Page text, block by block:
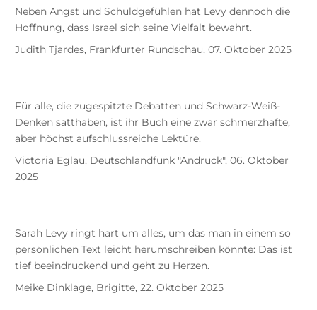
Neben Angst und Schuldgefühlen hat Levy dennoch die
Hoffnung, dass Israel sich seine Vielfalt bewahrt.
Judith Tjardes, Frankfurter Rundschau, 07. Oktober 2025
Für alle, die zugespitzte Debatten und Schwarz-Weiß-
Denken satthaben, ist ihr Buch eine zwar schmerzhafte,
aber höchst aufschlussreiche Lektüre.
Victoria Eglau, Deutschlandfunk "Andruck", 06. Oktober
2025
Sarah Levy ringt hart um alles, um das man in einem so
persönlichen Text leicht herumschreiben könnte: Das ist
tief beeindruckend und geht zu Herzen.
Meike Dinklage, Brigitte, 22. Oktober 2025